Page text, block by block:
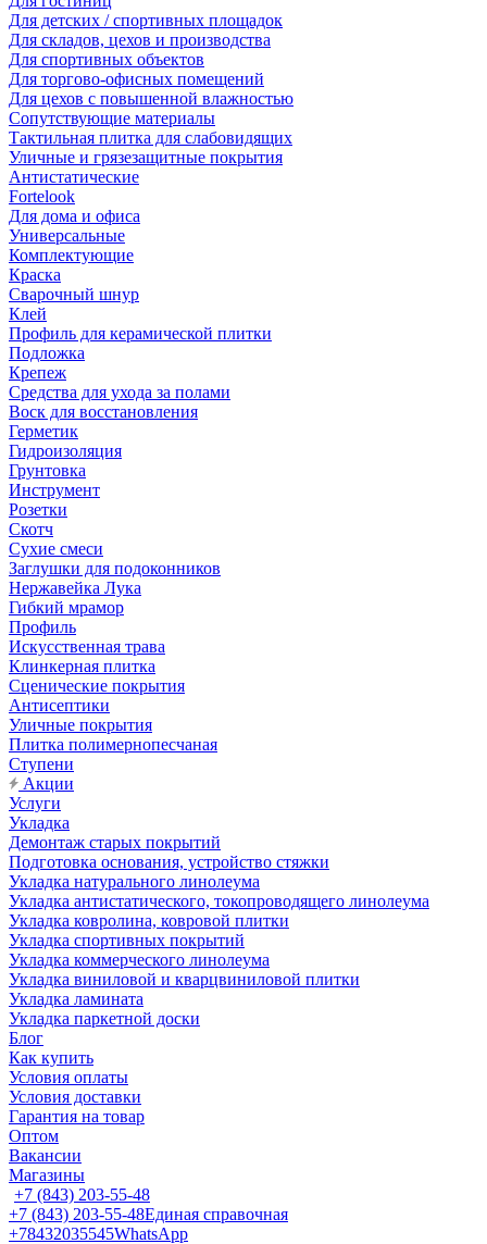
Для детских / спортивных площадок
Для складов, цехов и производства
Для спортивных объектов
Для торгово-офисных помещений
Для цехов с повышенной влажностью
Сопутствующие материалы
Тактильная плитка для слабовидящих
Уличные и грязезащитные покрытия
Антистатические
Fortelook
Для дома и офиса
Универсальные
Комплектующие
Краска
Сварочный шнур
Клей
Профиль для керамической плитки
Подложка
Крепеж
Средства для ухода за полами
Воск для восстановления
Герметик
Гидроизоляция
Грунтовка
Инструмент
Розетки
Скотч
Сухие смеси
Заглушки для подоконников
Нержавейка Лука
Гибкий мрамор
Профиль
Искусственная трава
Клинкерная плитка
Сценические покрытия
Антисептики
Уличные покрытия
Плитка полимернопесчаная
Ступени
Акции
Услуги
Укладка
Демонтаж старых покрытий
Подготовка основания, устройство стяжки
Укладка натурального линолеума
Укладка антистатического, токопроводящего линолеума
Укладка ковролина, ковровой плитки
Укладка спортивных покрытий
Укладка коммерческого линолеума
Укладка виниловой и кварцвиниловой плитки
Укладка ламината
Укладка паркетной доски
Блог
Как купить
Условия оплаты
Условия доставки
Гарантия на товар
Оптом
Вакансии
Магазины
+7 (843) 203-55-48
+7 (843) 203-55-48Единая справочная
+78432035545WhatsApp